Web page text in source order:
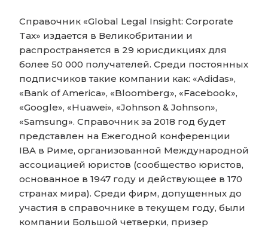
Справочник «Global Legal Insight: Corporate
Tax» издается в Великобритании и
распространяется в 29 юрисдикциях для
более 50 000 получателей. Среди постоянных
подписчиков такие компании как: «Adidas»,
«Bank of America», «Bloomberg», «Facebook»,
«Google», «Huawei», «Johnson & Johnson»,
«Samsung». Справочник за 2018 год будет
представлен на Ежегодной конференции
IBA в Риме, организованной Международной
ассоциацией юристов (сообщество юристов,
основанное в 1947 году и действующее в 170
странах мира). Среди фирм, допущенных до
участия в справочнике в текущем году, были
компании Большой четверки, призер